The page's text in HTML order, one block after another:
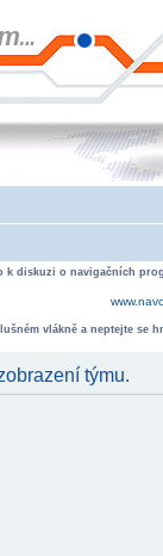
diskuzi o navigačních
vlákně a neptejte se
týmu.